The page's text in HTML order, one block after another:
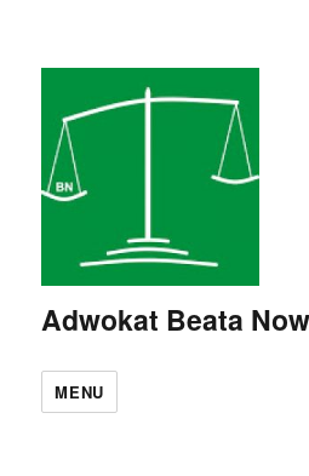
Adwokat Beata
MENU